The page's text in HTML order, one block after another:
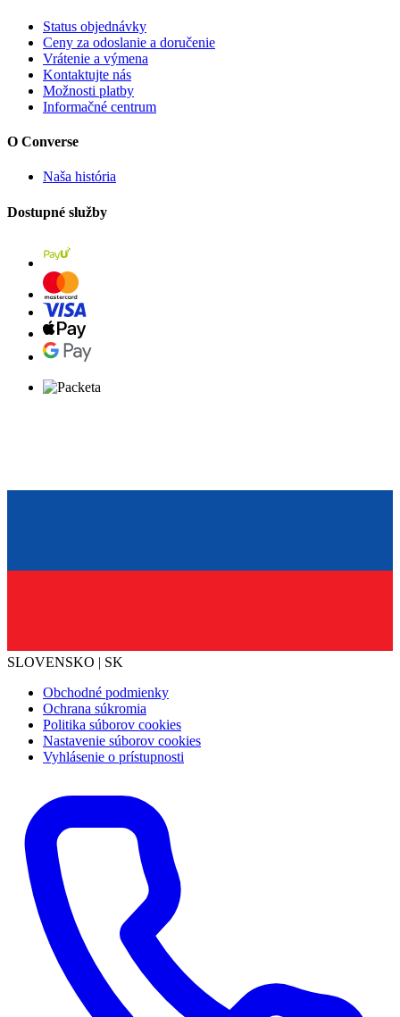
Status objednávky
Ceny za odoslanie a doručenie
Vrátenie a výmena
Kontaktujte nás
Možnosti platby
Informačné centrum
O Converse
Naša história
Dostupné služby
SLOVENSKO | SK
Obchodné podmienky
Ochrana súkromia
Politika súborov cookies
Nastavenie súborov cookies
Vyhlásenie o prístupnosti